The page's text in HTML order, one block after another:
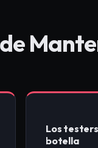
Los
botella